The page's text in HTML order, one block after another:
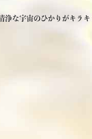
浄な宇宙のひかりがキラ